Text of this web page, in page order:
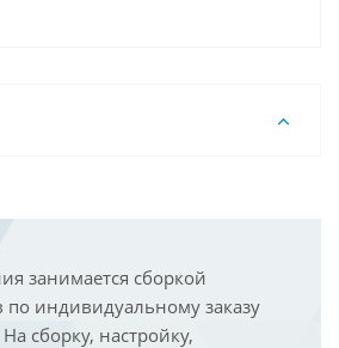
занимается сборкой
по индивидуальному заказу
сборку, настройку,